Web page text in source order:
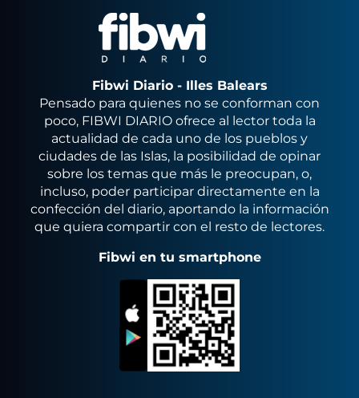
Fibwi Diario - Illes Balears
Pensado para quienes no se conforman con
poco, FIBWI DIARIO ofrece al lector toda la
actualidad de cada uno de los pueblos y
ciudades de las Islas, la posibilidad de opinar
sobre los temas que más le preocupan, o,
incluso, poder participar directamente en la
confección del diario, aportando la información
que quiera compartir con el resto de lectores.
Fibwi en tu smartphone